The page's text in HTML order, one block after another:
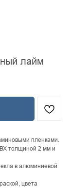
лайм
пленками.
толщиной 2 мм и
в алюминиевой
цвета